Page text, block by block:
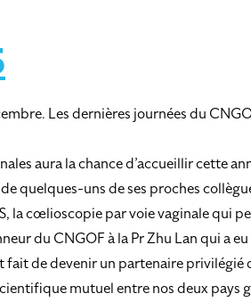
Les dernières journées du
aura la chance d’accueillir cette
quelques-uns de ses proches
la cœlioscopie par voie vaginale qui
du CNGOF à la Pr Zhu Lan qui a
fait de devenir un partenaire
mutuel entre nos deux